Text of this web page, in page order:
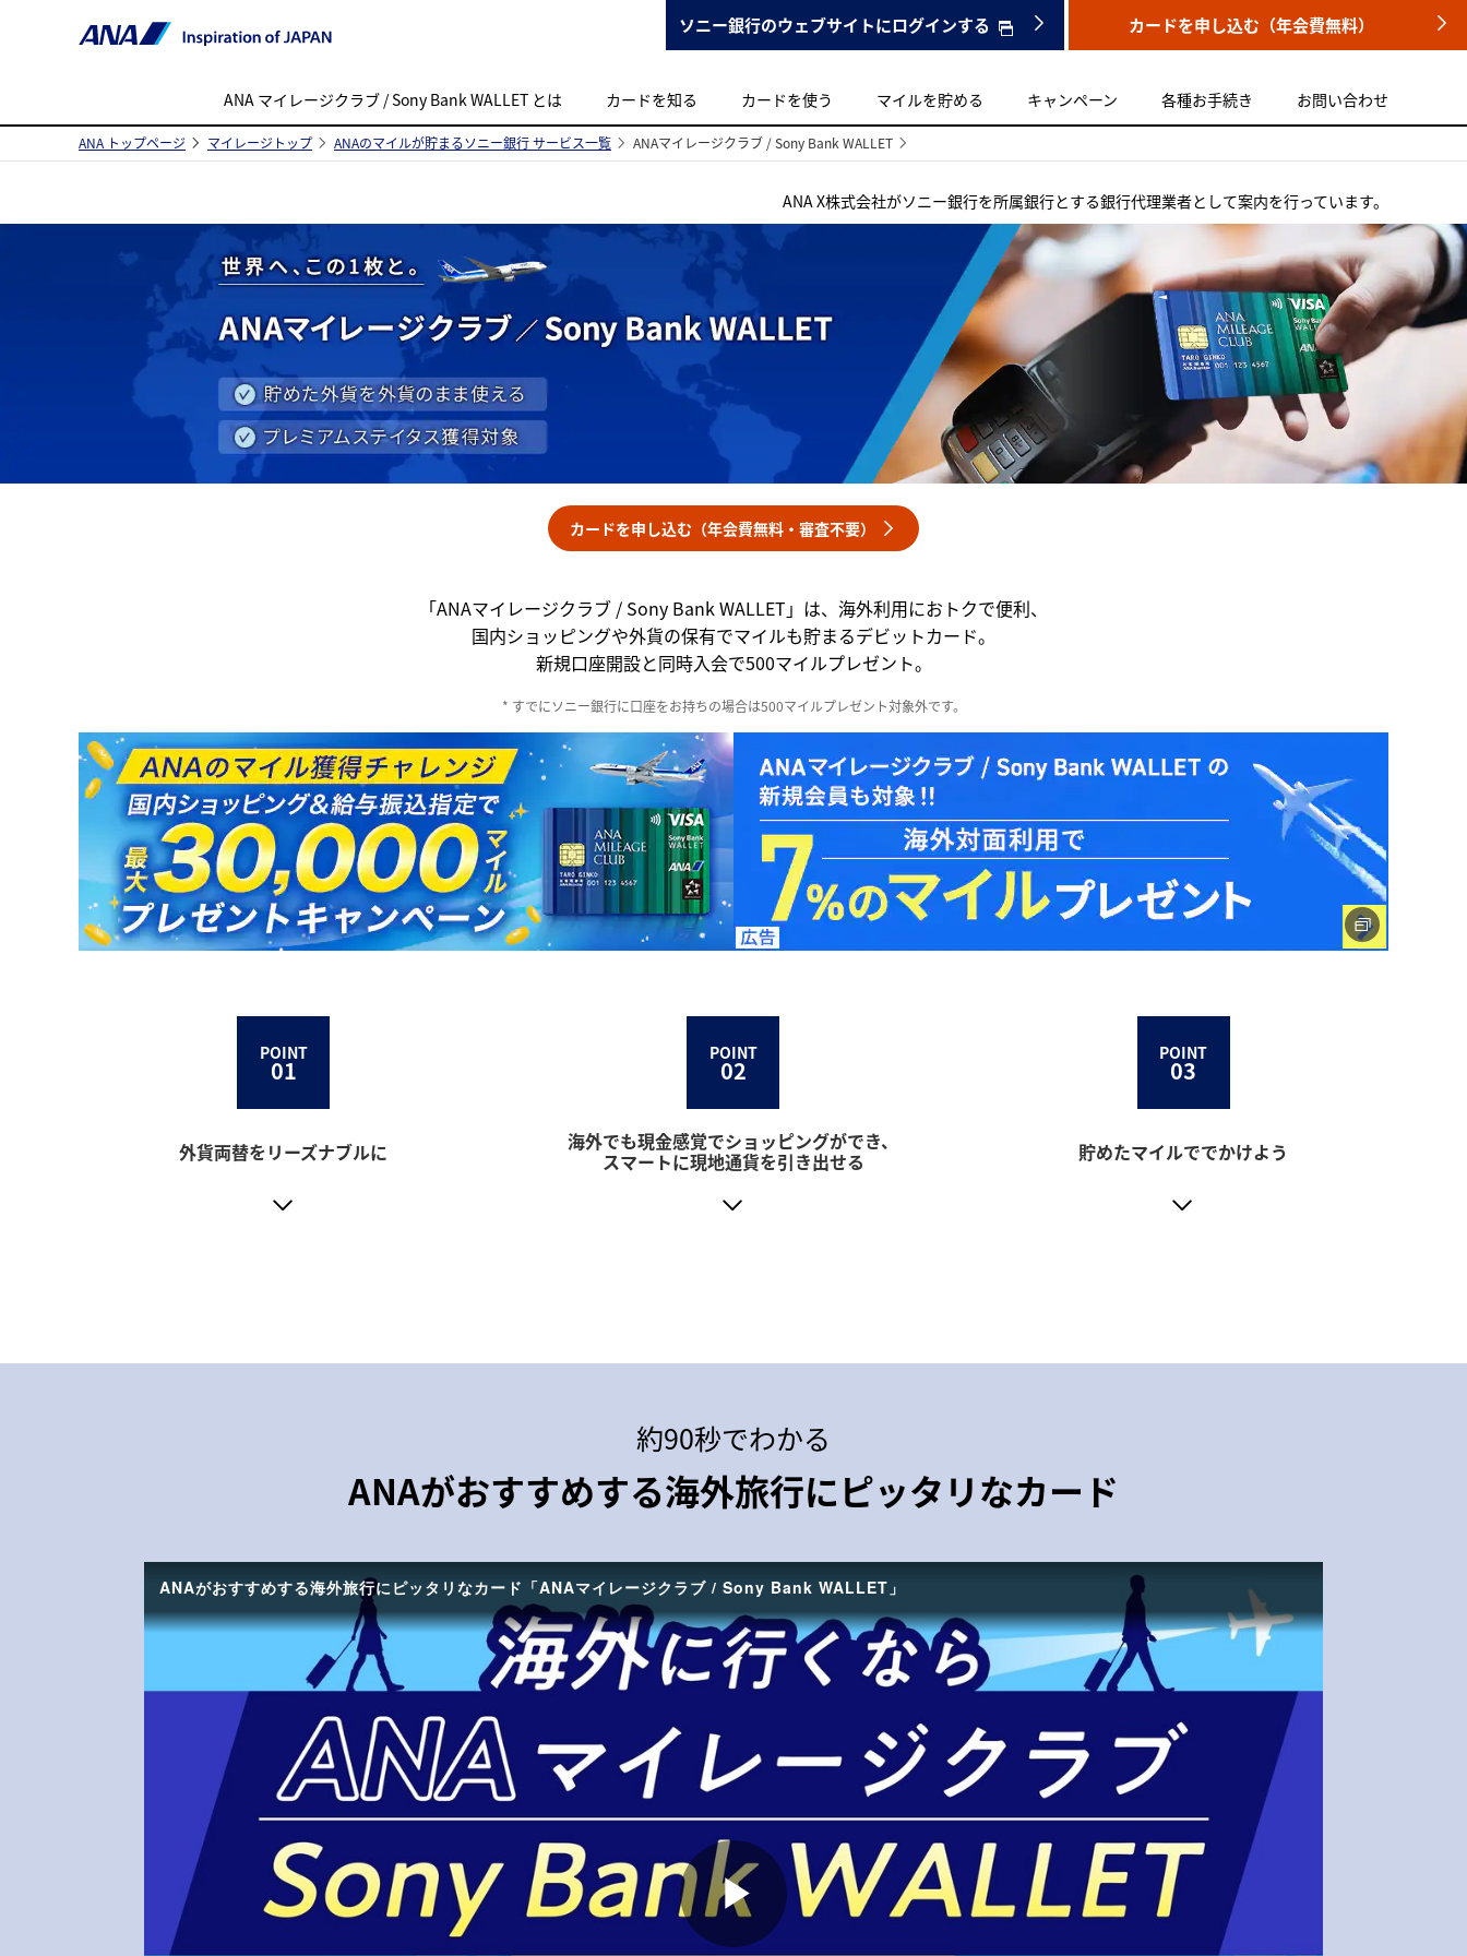
ソニー銀行のウェブサイトにログインする カードを申し込む（年会費無料）
ANA マイレージクラブ / Sony Bank WALLET とは カードを知る カードを使う マイルを貯める キャンペーン 各種お手続き お問い合わせ
ANA トップページ マイレージトップ ANAのマイルが貯まるソニー銀行 サービス一覧 ANAマイレージクラブ / Sony Bank WALLET
ANA X株式会社がソニー銀行を所属銀行とする銀行代理業者として案内を行っています。
カードを申し込む（年会費無料・審査不要）
「ANAマイレージクラブ / Sony Bank WALLET」は、海外利用におトクで便利、
国内ショッピングや外貨の保有でマイルも貯まるデビットカード。
新規口座開設と同時入会で500マイルプレゼント。
* すでにソニー銀行に口座をお持ちの場合は500マイルプレゼント対象外です。
POINT
01
外貨両替をリーズナブルに
POINT
02
海外でも現金感覚でショッピングができ、
スマートに現地通貨を引き出せる
POINT
03
貯めたマイルででかけよう
約90秒でわかる
ANAがおすすめする海外旅行にピッタリなカード
ANAがおすすめする海外旅行にピッタリなカード「ANAマイレージクラブ / Sony Bank WALLET」